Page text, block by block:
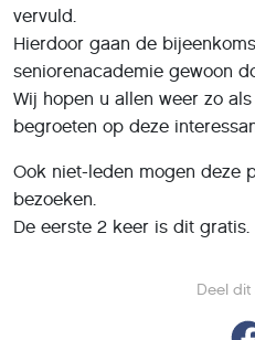
Deel dit
vervuld.
Hierdoor gaan de
seniorenacademie gewoon
Wij hopen u allen weer zo
begroeten op deze
Ook niet-leden mogen deze
bezoeken.
De eerste 2 keer is dit gratis.